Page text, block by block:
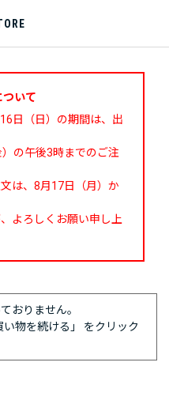
ついて
日（日）の期間は、出
の午後3時までのご注
は、8月17日（月）か
よろしくお願い申し上
おりません。
物を続ける」 をクリック